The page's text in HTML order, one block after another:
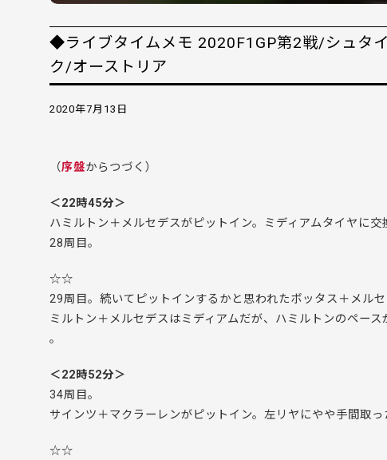
◆ライブタイムメモ 2020F1GP第2戦/シュタ
ク/オーストリア
2020年7月13日
（序盤からつづく）
＜22時45分＞
ハミルトン＋メルセデスがピットイン。ミディアムタイヤに
28周目。
☆☆
29周目。続いてピットインするかと思われたボッタス＋メル
ミルトン＋メルセデスはミディアムだが、ハミルトンのペース
。
＜22時52分＞
34周目。
サインツ＋マクラーレンがピットイン。左リヤにやや手間取っ
☆☆